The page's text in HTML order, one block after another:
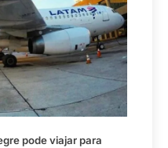
pode viajar para